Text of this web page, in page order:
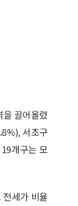
끌어올렸
서초구
개구는 모
세가 비율